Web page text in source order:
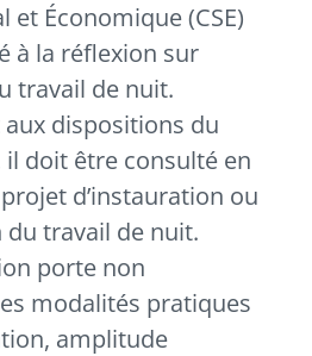
et Économique (CSE)
à la réflexion sur
travail de nuit.
dispositions du
il doit être consulté en
d’instauration ou
travail de nuit.
porte non
modalités pratiques
amplitude